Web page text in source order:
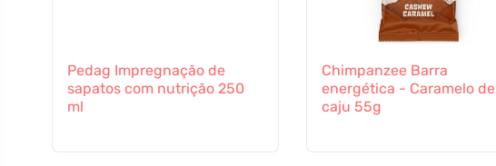
Pedag Impregnação de
sapatos com nutrição 250
ml
Chimpanzee Barra
energética - Caramelo de
caju 55g